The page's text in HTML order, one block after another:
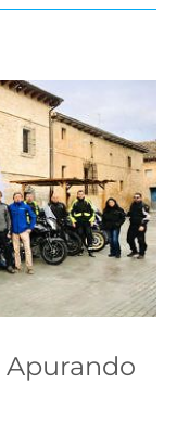
Apurando